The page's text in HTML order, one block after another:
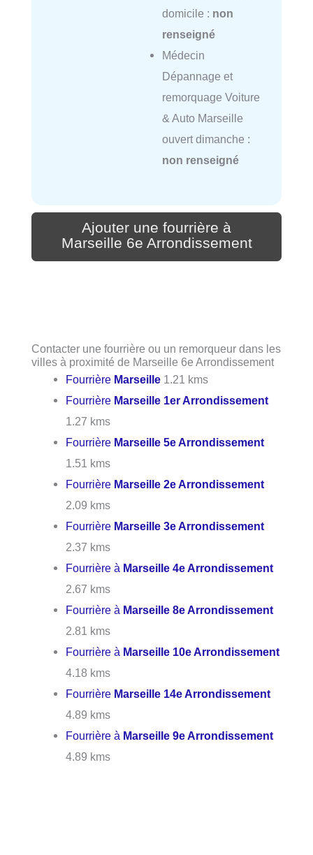
domicile : non
renseigné
Médecin
Dépannage et
remorquage Voiture
& Auto Marseille
ouvert dimanche :
non renseigné
Ajouter une fourrière à
Marseille 6e Arrondissement
Contacter une fourrière ou un remorqueur dans les
villes à proximité de Marseille 6e Arrondissement
Fourrière Marseille 1.21 kms
Fourrière Marseille 1er Arrondissement
1.27 kms
Fourrière Marseille 5e Arrondissement
1.51 kms
Fourrière Marseille 2e Arrondissement
2.09 kms
Fourrière Marseille 3e Arrondissement
2.37 kms
Fourrière à Marseille 4e Arrondissement
2.67 kms
Fourrière à Marseille 8e Arrondissement
2.81 kms
Fourrière à Marseille 10e Arrondissement
4.18 kms
Fourrière Marseille 14e Arrondissement
4.89 kms
Fourrière à Marseille 9e Arrondissement
4.89 kms